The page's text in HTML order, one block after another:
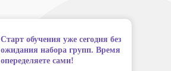
Старт обучения уже сегодня без
ожидания набора групп. Время
опеределяете сами!